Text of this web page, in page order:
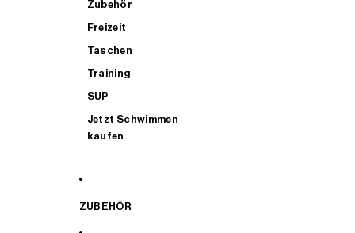
Zubehör
Freizeit
Taschen
Training
SUP
Jetzt Schwimmen
kaufen
ZUBEHÖR